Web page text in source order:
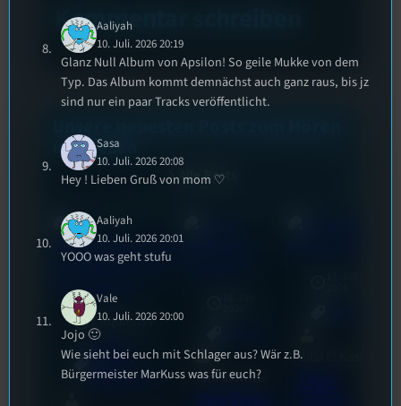
Kommentar schreiben
und Lesen
Alle Posts
3. August 2026
Festivals
Interview ,
Kultur,
Veranstaltungen Tom Sawitzki
Bilal El Kasmi
Aaliyah
10. Juli. 2026 20:19
Glanz Null Album von Apsilon! So geile Mukke von dem
Typ. Das Album kommt demnächst auch ganz raus, bis jz
sind nur ein paar Tracks veröffentlicht.
Sasa
10. Juli. 2026 20:08
Hey ! Lieben Gruß von mom ♡
Aaliyah
10. Juli. 2026 20:01
YOOO was geht stufu
Vale
10. Juli. 2026 20:00
Jojo 🙂
Wie sieht bei euch mit Schlager aus? Wär z.B.
Bürgermeister MarKuss was für euch?